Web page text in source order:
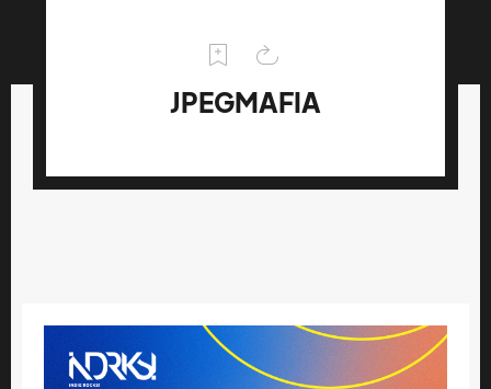
JPEGMAFIA